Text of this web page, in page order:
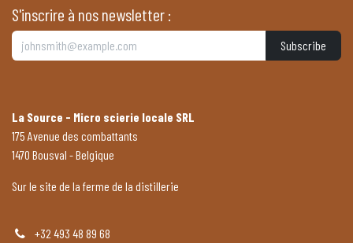
S'inscrire à nos newsletter :
Subscribe
La Source - Micro scierie locale SRL
175 Avenue des combattants
1470 Bousval - Belgique
Sur le site de la ferme de la distillerie
+32 493 48 89 68